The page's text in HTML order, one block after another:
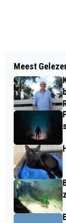
BASIS
Meest